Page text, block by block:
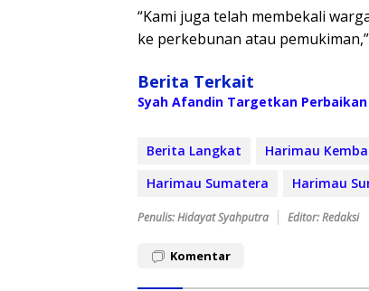
“Kami juga telah membekali
ke perkebunan atau
Berita Terkait
Syah Afandin Targetkan Perbaikan
Berita Langkat
Harimau
Harimau Sumatera
Harimau
Penulis: Hidayat Syahputra Editor: Redaksi
Komentar